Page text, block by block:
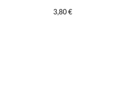
3,80 €